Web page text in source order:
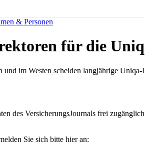
& Personen
für die
im Westen scheiden langjährige
des VersicherungsJournals frei
Sie sich bitte hier an: